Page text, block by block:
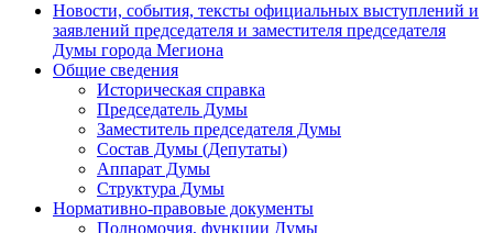
Новости, события, тексты официальных выступлений и
заявлений председателя и заместителя председателя
Думы города Мегиона
Общие сведения
Историческая справка
Председатель Думы
Заместитель председателя Думы
Состав Думы (Депутаты)
Аппарат Думы
Структура Думы
Нормативно-правовые документы
Полномочия, функции Думы